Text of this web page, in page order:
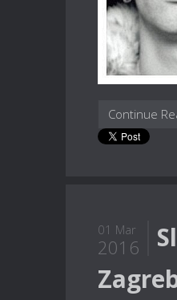
Continue
01 Mar
2016